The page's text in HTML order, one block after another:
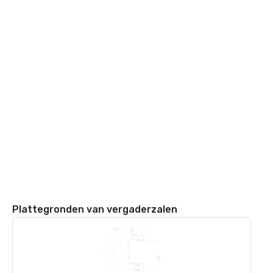
Plattegronden van vergaderzalen